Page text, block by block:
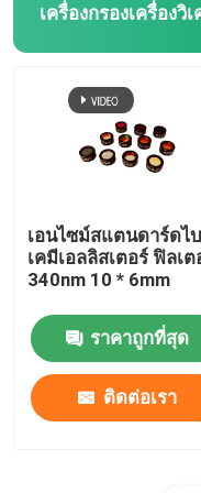
เครื่องกรองเครื่องวิ
เอนไซม์สแตนดาร์ดไ
เคมีเอลลิสเตอร์ ฟิลเต
340nm 10 * 6mm
ราคาถูกที่สุด
ติดต่อเรา